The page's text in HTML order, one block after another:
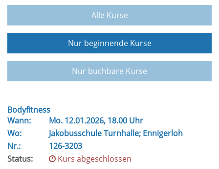
Alle Kurse
Nur beginnende Kurse
Nur buchbare Kurse
Bodyfitness
Wann:
Mo. 12.01.2026, 18.00 Uhr
Wo:
Jakobusschule Turnhalle; Ennigerloh
Nr.:
126-3203
Status:
Kurs abgeschlossen